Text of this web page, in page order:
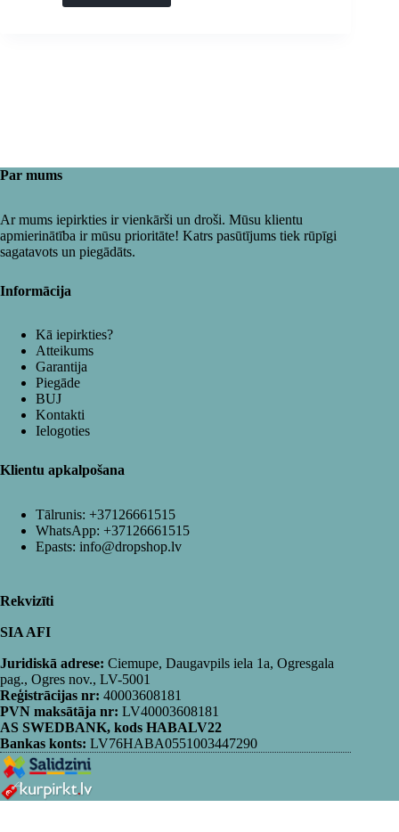
Par mums
Ar mums iepirkties ir vienkārši un droši. Mūsu klientu
apmierinātība ir mūsu prioritāte! Katrs pasūtījums tiek rūpīgi
sagatavots un piegādāts.
Informācija
Kā iepirkties?
Atteikums
Garantija
Piegāde
BUJ
Kontakti
Ielogoties
Klientu apkalpošana
Tālrunis: +37126661515
WhatsApp: +37126661515
Epasts: info@dropshop.lv
Rekvizīti
SIA AFI
Juridiskā adrese: Ciemupe, Daugavpils iela 1a, Ogresgala
pag., Ogres nov., LV-5001
Reģistrācijas nr: 40003608181
PVN maksātāja nr: LV40003608181
AS SWEDBANK, kods HABALV22
Bankas konts: LV76HABA0551003447290